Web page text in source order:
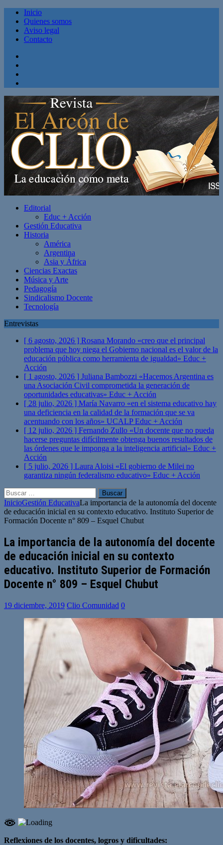
Inicio
Quienes somos
Aviso legal
Contacto
Editorial
Educ + Acción
Gestión Educativa
Historia
América
Argentina
Asia y África
Ciencias Exactas
Música y Arte
Pedagogía
Sindicalismo Docente
Tecnología
Entrevistas
[ 6 agosto, 2026 ] Rosana Morando «creo que el principal
problema que hoy niega el Gobierno nacional es el valor de la
educación pública como herramienta de igualdad» Educ +
Acción
[ 1 agosto, 2026 ] Juliana Bambozzi «Hacemos Argentina es
una Asociación Civil comprometida la generación de
oportunidades educativas» Educ + Acción
[ 28 julio, 2026 ] María Navarro «en el sistema educativo hay
una deficiencia en la calidad de la formación que se va
acentuando con los años» UCALPEduc + Acción
[ 12 julio, 2026 ] Fernando Zullo «Un docente que no pueda
hacerse preguntas difícilmente obtenga buenos resultados de
las órdenes que le imponga a la inteligencia artificial» Educ +
Acción
[ 5 julio, 2026 ] Laura Aloisi «El gobierno de Milei no
garantiza ningún federalismo educativo» Educ + Acción
Buscar:
InicioGestión EducativaLa importancia de la autonomía del docente
de educación inicial en su contexto educativo. Instituto Superior de
Formación Docente n° 809 – Esquel Chubut
La importancia de la autonomía del docente
de educación inicial en su contexto
educativo. Instituto Superior de Formación
Docente n° 809 – Esquel Chubut
19 diciembre, 2019 Clio Comunidad 0
Reflexiones de los docentes, logros y dificultades: